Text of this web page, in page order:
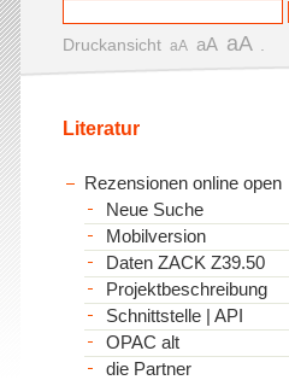
Druckansicht aA aA aA
Literatur
Rezensionen online open
Neue Suche
Mobilversion
Daten ZACK Z39.50
Projektbeschreibung
Schnittstelle | API
OPAC alt
die Partner